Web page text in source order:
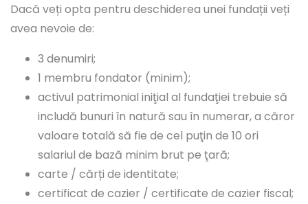
Dacă veți opta pentru deschiderea unei fundații veți
avea nevoie de:
3 denumiri;
1 membru fondator (minim);
activul patrimonial iniţial al fundaţiei trebuie să
includă bunuri în natură sau în numerar, a căror
valoare totală să fie de cel puţin de 10 ori
salariul de bază minim brut pe ţară;
carte / cărți de identitate;
certificat de cazier / certificate de cazier fiscal;